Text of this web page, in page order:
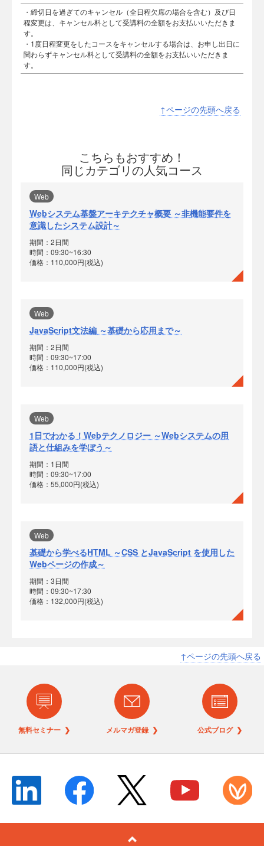
・締切日を過ぎてのキャンセル（全日程欠席の場合を含む）及び日
程変更は、キャンセル料として受講料の全額をお支払いいただきま
す。
・1度日程変更をしたコースをキャンセルする場合は、お申し出日に
関わらずキャンセル料として受講料の全額をお支払いいただきま
す。
↑ページの先頭へ戻る
こちらもおすすめ！
同じカテゴリの人気コース
Web
Webシステム基盤アーキテクチャ概要 ～非機能要件を
意識したシステム設計～
期間：2日間
時間：09:30~16:30
価格：110,000円(税込)
Web
JavaScript文法編 ～基礎から応用まで～
期間：2日間
時間：09:30~17:00
価格：110,000円(税込)
Web
1日でわかる！Webテクノロジー ～Webシステムの用
語と仕組みを学ぼう～
期間：1日間
時間：09:30~17:00
価格：55,000円(税込)
Web
基礎から学べるHTML ～CSS とJavaScript を使用した
Webページの作成～
期間：3日間
時間：09:30~17:30
価格：132,000円(税込)
↑ページの先頭へ戻る
無料セミナー ❯ メルマガ登録 ❯ 公式ブログ ❯